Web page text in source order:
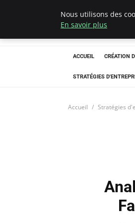
ACCUEIL CRÉATION
STRATÉGIES
Accueil Stratégies
Nous utilisons des
En savoir plus